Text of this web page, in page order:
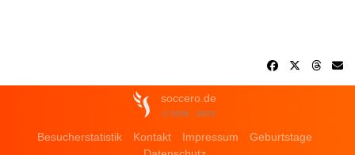
soccero.de
© 2006 - 2026
Besucherstatistik Kontakt Impressum
Geburtstage